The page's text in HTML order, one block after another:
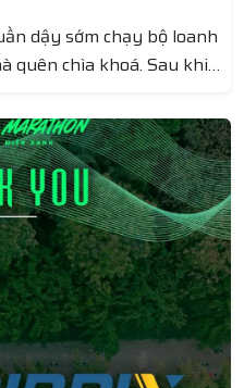
dậy sớm chạy bộ loanh
quên chìa khoá. Sau khi
chạy tiếp 5km pace